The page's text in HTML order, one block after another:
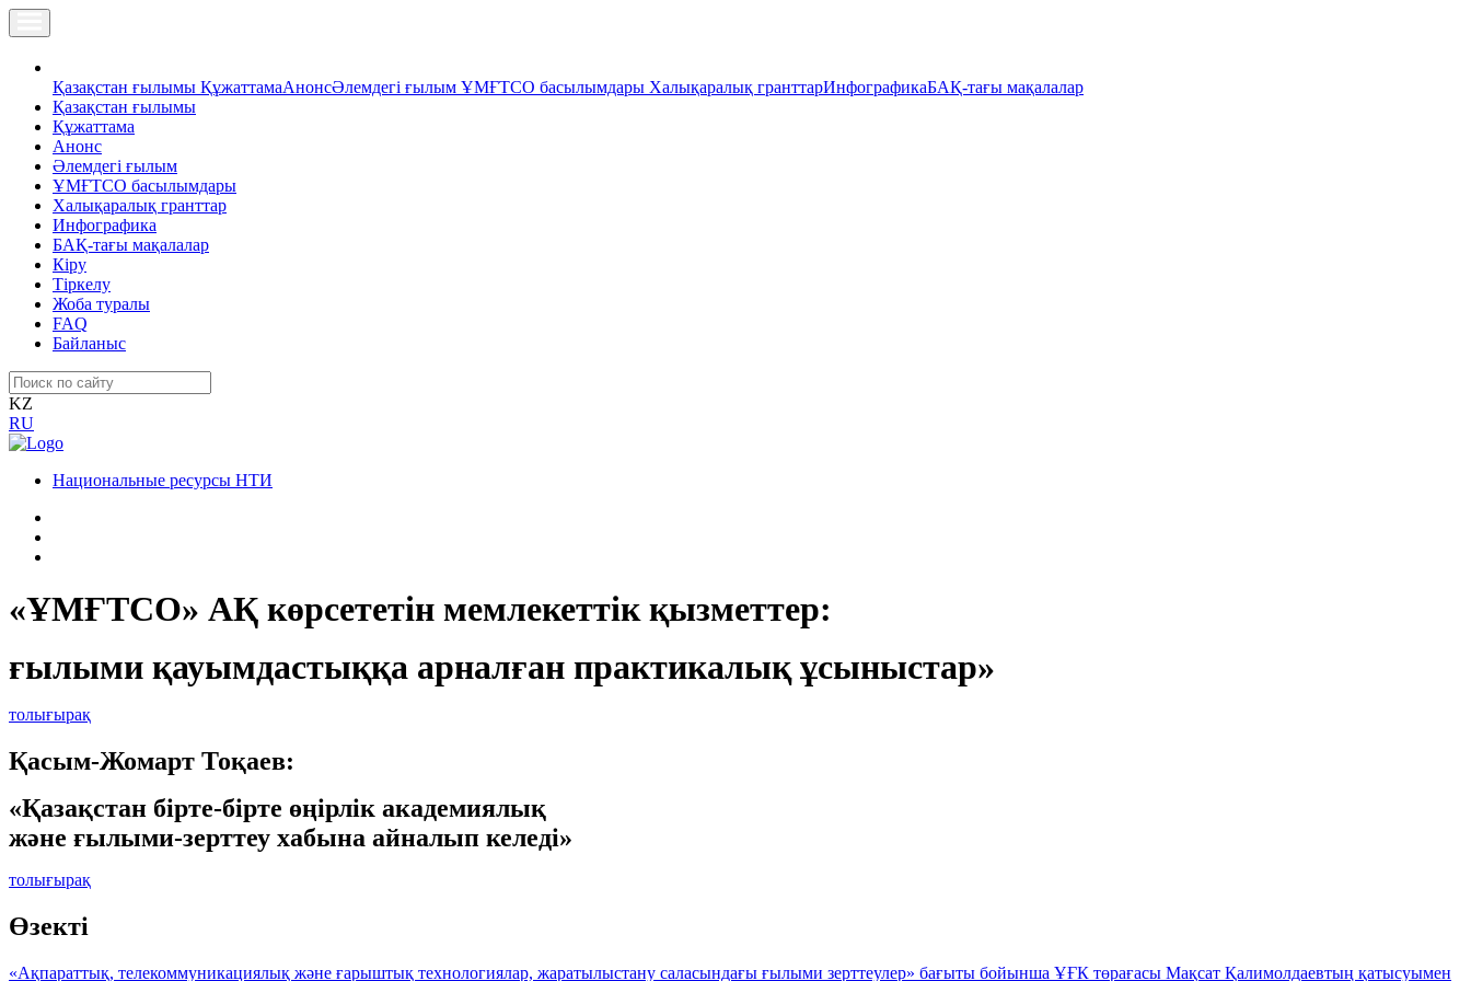
Қазақстан ғылымы ҚұжаттамаАнонсӘлемдегі ғылым ҰМҒТСО басылымдары Халықаралық гранттарИнфографикаБАҚ-тағы мақалалар
Қазақстан ғылымы
Құжаттама
Анонс
Әлемдегі ғылым
ҰМҒТСО басылымдары
Халықаралық гранттар
Инфографика
БАҚ-тағы мақалалар
Кіру
Тіркелу
Жоба туралы
FAQ
Байланыс
KZ
RU
Национальные ресурсы НТИ
«ҰМҒТСО» АҚ көрсететін мемлекеттік қызметтер:
ғылыми қауымдастыққа арналған практикалық ұсыныстар»
толығырақ
Қасым-Жомарт Тоқаев:
«Қазақстан бірте-бірте өңірлік академиялық
және ғылыми-зерттеу хабына айналып келеді»
толығырақ
Өзектi
«Ақпараттық, телекоммуникациялық және ғарыштық технологиялар, жаратылыстану саласындағы ғылыми зерттеулер» бағыты бойынша ҰҒК төрағасы Мақсат Қалимолдаевтың қатысуымен